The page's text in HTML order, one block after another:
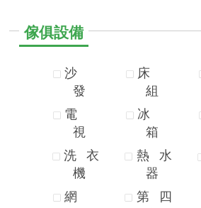
傢俱設備
沙
發
電
視
洗
衣
機
網
床
組
冰
箱
熱
水
器
第
四